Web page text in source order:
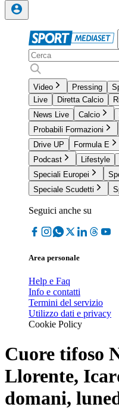
Video Pressing
Live
Diretta Calcio
News Live
Calcio
Probabili Formazioni
Drive UP
Formula E
Podcast
Lifestyle
Speciali Europei
Speciale Scudetti
Seguici anche su
Area personale
Help e Faq
Info e contatti
Termini del servizio
Utilizzo dati e privacy
Cookie Policy
Cuore tifoso
Llorente,
domani,